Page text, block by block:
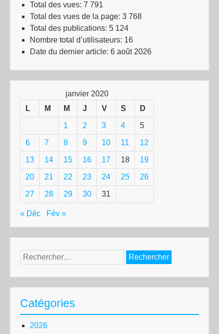
Total des vues: 7 791
Total des vues de la page: 3 768
Total des publications: 5 124
Nombre total d’utilisateurs: 16
Date du dernier article: 6 août 2026
janvier 2020
L
M M J V S D
1 2 3 4 5
6 7 8 9 10 11 12
13 14 15 16 17 18 19
20 21 22 23 24 25 26
27 28 29 30 31
« Déc Fév »
Rechercher :
Catégories
2026